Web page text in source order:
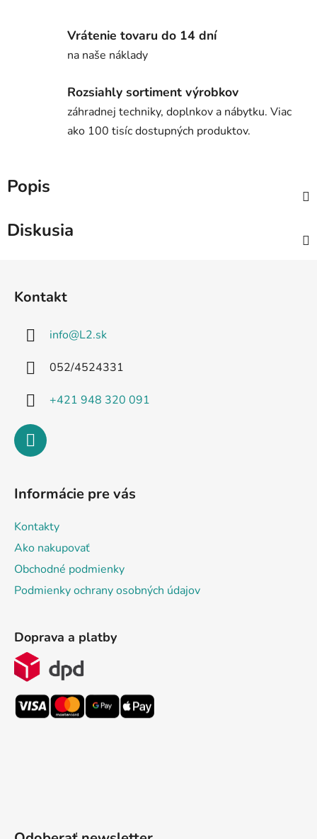
Vrátenie tovaru do 14 dní
na naše náklady
Rozsiahly sortiment výrobkov
záhradnej techniky, doplnkov a nábytku. Viac
ako 100 tisíc dostupných produktov.
Popis
Diskusia
Kontakt
info@L2.sk
052/4524331
+421 948 320 091
Informácie pre vás
Kontakty
Ako nakupovať
Obchodné podmienky
Podmienky ochrany osobných údajov
Doprava a platby